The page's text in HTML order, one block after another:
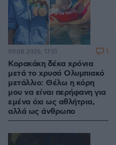
Κορακάκη δέκα χρόνια
μετά το χρυσό Ολυμπιακό
μετάλλιο: Θέλω η κόρη
μου να είναι περήφανη για
εμένα όχι ως αθλήτρια,
αλλά ως άνθρωπο
09.08.2026, 17:51 1